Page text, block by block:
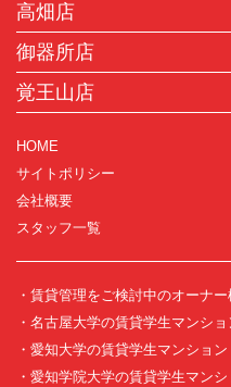
高畑店
御器所店
覚王山店
HOME
サイトポリシー
会社概要
スタッフ一覧
・賃貸管理をご検討中のオーナ
・名古屋大学の賃貸学生マンショ
・愛知大学の賃貸学生マンション
・愛知学院大学の賃貸学生マンシ